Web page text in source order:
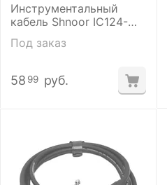
Инструментальный
кабель Shnoor IC124-
Под заказ
58 99 руб.